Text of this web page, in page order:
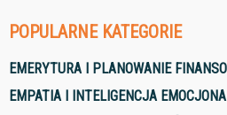
POPULARNE KATEGORIE
EMERYTURA I PLANOWANIE
EMPATIA I INTELIGENCJA